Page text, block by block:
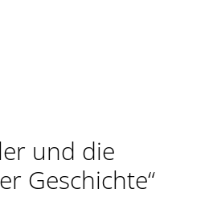
und die
Geschichte“